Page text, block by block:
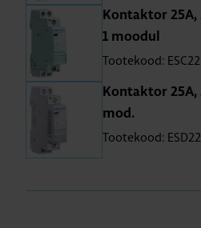
Kon­tak­tor 25A,
1 moo­dul
Tootekood:
Kon­tak­tor 25A,
mod.
Tootekood: